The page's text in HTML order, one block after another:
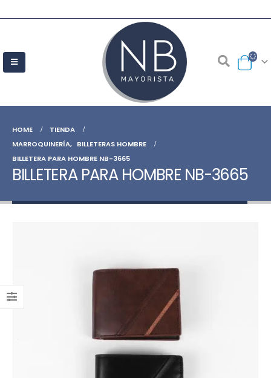
HOME
TIENDA
MARROQUINERÍA, BILLETERAS HOMBRE
BILLETERA PARA HOMBRE NB-3665
BILLETERA PARA HOMBRE NB-3665